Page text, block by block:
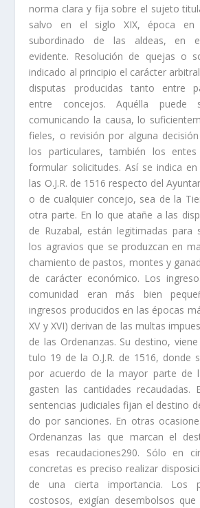
norma clara y fija sobre el sujeto
sal­vo en el siglo XIX, época en
subordinado de las aldeas, en
evidente. Resolución de quejas o
indicado al principio el carácter
disputas producidas tanto entre
entre concejos. Aquélla puede
comunicando la causa, lo
fieles, o revisión por alguna
los particulares, también los entes
formular soli­citudes. Así­ se indica
las O.J.R. de 1516 respecto del
o de cualquier concejo, sea de la
otra parte. En lo que atañe a las
de Ruzabal, están legitimadas para
los agravios que se produzcan en
chamiento de pastos, montes y
de carácter económico. Los
comunidad eran más bien
ingresos producidos en las épocas
XV y XVI) derivan de las multas
de las Ordenanzas. Su destino,
tulo 19 de la O.J.R. de 1516, donde
por acuer­do de la mayor parte de
gasten las cantidades recaudadas.
sentencias judiciales fijan el destino
do por sanciones. En otras
Ordenanzas las que mar­can el
esas recaudaciones290. Sólo en
concretas es preciso realizar
de una cierta importancia. Los
costosos, exigí­an desembolsos que